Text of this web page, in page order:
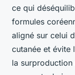
ce qui
formules
aligné sur celui
cutanée et évite
la surproduction